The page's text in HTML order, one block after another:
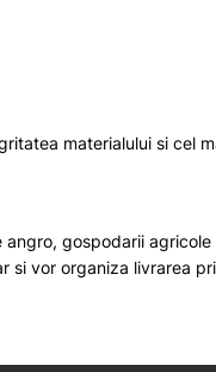
materialului si cel
angro, gospodarii
vor organiza livrarea